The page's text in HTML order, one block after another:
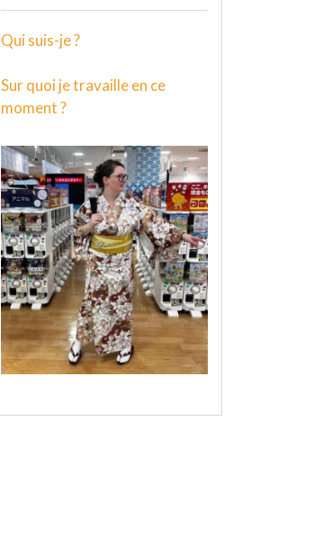
Qui suis-je ?
Sur quoi je travaille en ce
moment ?